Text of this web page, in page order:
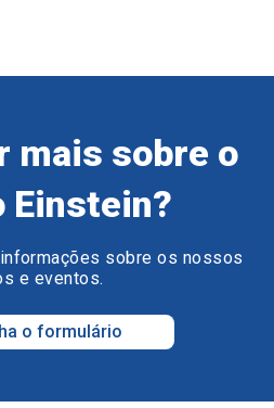
mais sobre o
Einstein?
sobre os nossos
e eventos.
o formulário